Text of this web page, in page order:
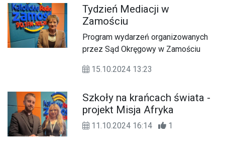
Tydzień Mediacji w
Zamościu
Program wydarzeń organizowanych
przez Sąd Okręgowy w Zamościu
15.10.2024 13:23
Szkoły na krańcach świata -
projekt Misja Afryka
11.10.2024 16:14 1